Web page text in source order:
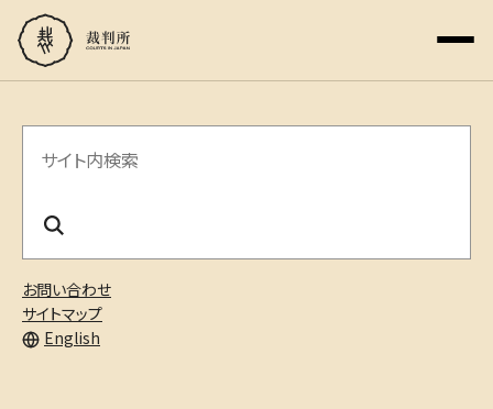
お問い合わせ
サイトマップ
English
サ
内
検
索